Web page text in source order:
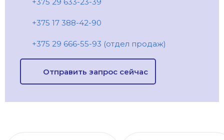
+375 17 388-42-90
+375 29 666-55-93 (отдел продаж)
Отправить запрос сейчас